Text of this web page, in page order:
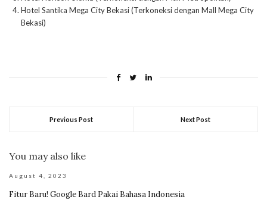
Hotel Santika Mega City Bekasi (Terkoneksi dengan Mall Mega City
Bekasi)
Previous Post Next Post
You may also like
August 4, 2023
Fitur Baru! Google Bard Pakai Bahasa Indonesia